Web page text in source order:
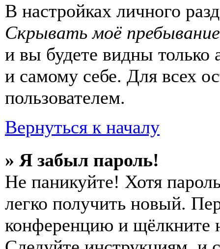
В настройках личного
Скрывать моё
и вы будете видны только
и самому себе. Для всех
пользователем.
Вернуться к началу
» Я забыл пароль!
Не паникуйте! Хотя
легко получить новый.
конференцию и щёлкните